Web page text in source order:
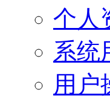
个人
系统
用户